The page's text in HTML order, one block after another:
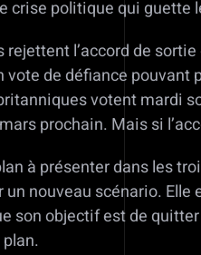
crise politique qui guette
rejettent l’accord de
vote de défiance
votent mardi
prochain. Mais si
à présenter dans les
un nouveau scénario.
son objectif est de